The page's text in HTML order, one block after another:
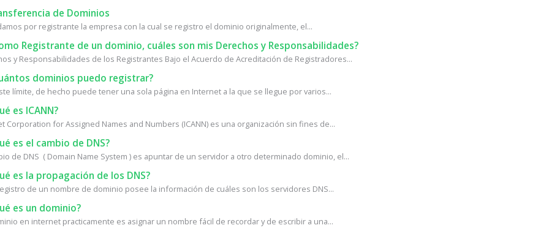
de Dominios
por registrante la empresa con la cual se registro el dominio originalmente, el...
Registrante de un dominio, cuáles son mis Derechos y Responsabilidades?
y Responsabilidades de los Registrantes Bajo el Acuerdo de Acreditación de Registradores...
dominios puedo registrar?
límite, de hecho puede tener una sola página en Internet a la que se llegue por varios...
es ICANN?
Corporation for Assigned Names and Numbers (ICANN) es una organización sin fines de...
es el cambio de DNS?
de DNS ( Domain Name System ) es apuntar de un servidor a otro determinado dominio, el...
es la propagación de los DNS?
de un nombre de dominio posee la información de cuáles son los servidores DNS...
es un dominio?
en internet practicamente es asignar un nombre fácil de recordar y de escribir a una...